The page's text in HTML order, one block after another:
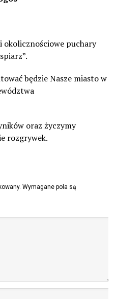
puchary
będzie Nasze miasto w
oraz życzymy
rozgrywek.
Wymagane pola są